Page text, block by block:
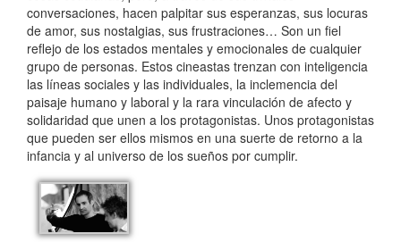
conversaciones, hacen palpitar sus esperanzas, sus locuras
de amor, sus nostalgias, sus frustraciones… Son un fiel
reflejo de los estados mentales y emocionales de cualquier
grupo de personas. Estos cineastas trenzan con inteligencia
las líneas sociales y las individuales, la inclemencia del
paisaje humano y laboral y la rara vinculación de afecto y
solidaridad que unen a los protagonistas. Unos protagonistas
que pueden ser ellos mismos en una suerte de retorno a la
infancia y al universo de los sueños por cumplir.